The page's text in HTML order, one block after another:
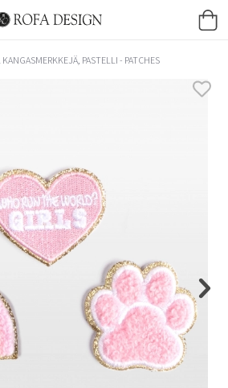
KANGASMERKKEJÄ, PASTELLI - PATCHES